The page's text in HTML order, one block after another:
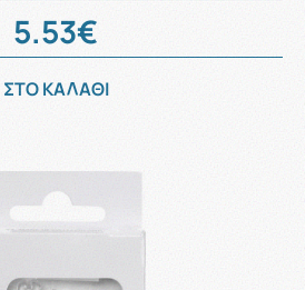
5.53€
ΣΤΟ ΚΑΛΑΘΙ